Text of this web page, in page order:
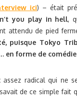
ici) – était
you play in hell,
attendu de pied
puisque Tokyo
en forme de
assez radical qui ne
de ce simple fait